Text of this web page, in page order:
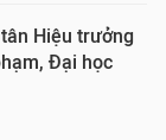
Hiệu trưởng
Đại học